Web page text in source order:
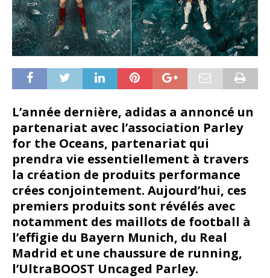
L’année dernière, adidas a annoncé un
partenariat avec l’association Parley
for the Oceans, partenariat qui
prendra vie essentiellement à travers
la création de produits performance
crées conjointement. Aujourd’hui, ces
premiers produits sont révélés avec
notamment des maillots de football à
l’effigie du Bayern Munich, du Real
Madrid et une chaussure de running,
l’UltraBOOST Uncaged Parley.